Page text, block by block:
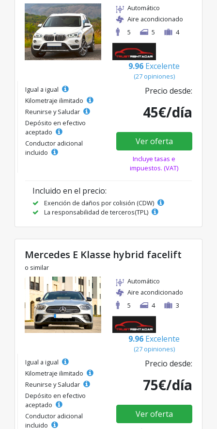
Automático
Aire acondicionado
5
5 4
9.96 Excelente
(27 opiniones)
Igual a igual
Kilometraje ilimitado
Reunirse y Saludar
Depósito en efectivo
aceptado
Conductor adicional
incluido
Precio desde:
45€/día
Ver oferta
Incluye tasas e
impuestos. (VAT)
Incluido en el precio:
Exención de daños por colisión (CDW)
La responsabilidad de terceros(TPL)
Mercedes E Klasse hybrid facelift
o similar
Automático
Aire acondicionado
5
4 3
9.96 Excelente
(27 opiniones)
Igual a igual
Kilometraje ilimitado
Reunirse y Saludar
Depósito en efectivo
aceptado
Conductor adicional
incluido
Precio desde:
75€/día
Ver oferta